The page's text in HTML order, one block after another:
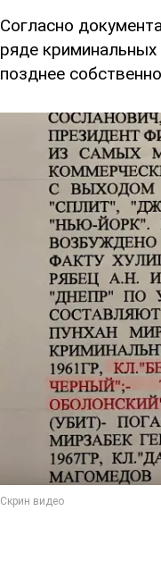
Согласно
ряде
позднее